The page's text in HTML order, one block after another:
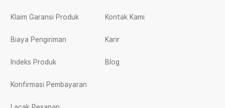
Klaim Garansi Produk
Biaya Pengiriman
Indeks Produk
Konfirmasi Pembayaran
Kontak Kami
Karir
Blog